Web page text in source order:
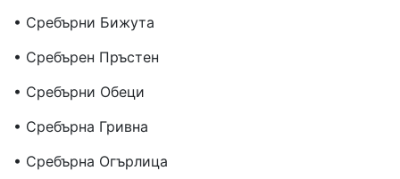
• Сребърни Бижута
• Сребърен Пръстен
• Сребърни Обеци
• Сребърна Гривна
• Сребърна Огърлица